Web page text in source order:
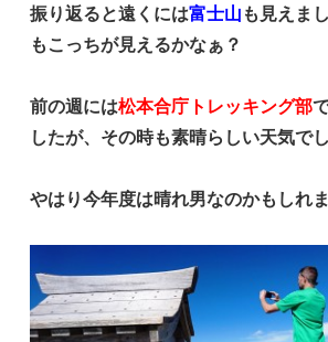
振り返ると遠くには富士山 も見えま
もこっちが見えるかなぁ？
前の週には松本合庁トレッキング部
したが、その時も素晴らしい天気で
やはり今年度は晴れ男なのかもしれ